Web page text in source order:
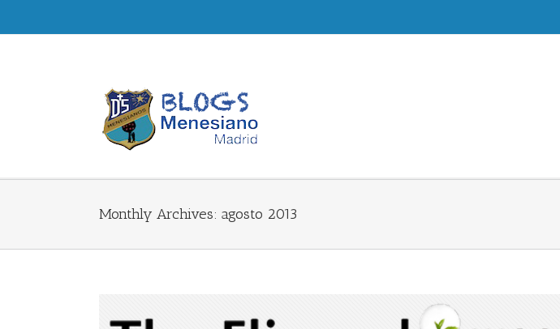
Monthly Archives: agosto 2013